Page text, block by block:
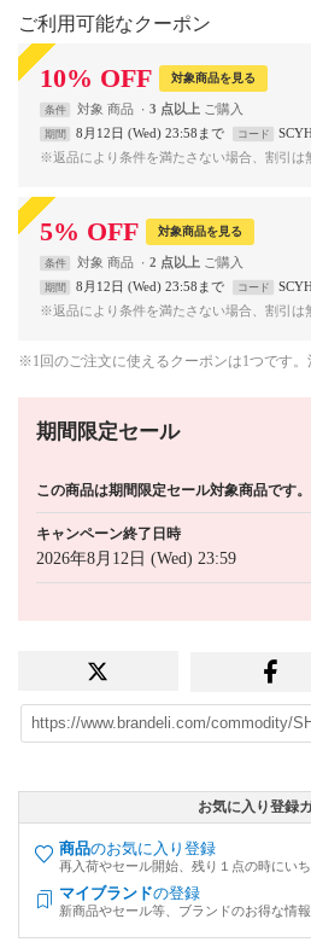
ご利用可能なクーポン
10% OFF 対象商品を見る
条件 対象 商品 3 点以上
期間 8月12日 (Wed) 23:58まで コード
※返品により条件を満たさない場合、割引は
5% OFF 対象商品を見る
条件 対象 商品 2 点以上
期間 8月12日 (Wed) 23:58まで コード
※返品により条件を満たさない場合、割引は
※1回のご注文に使えるクーポンは1つです。
期間限定セール
この商品は期間限定セール対象商品です。
キャンペーン終了日時
2026年8月12日 (Wed) 23:59
お気に入り登録
商品のお気に入り登録
再入荷やセール開始、残り１点の時にい
マイブランドの登録
新商品やセール等、ブランドのお得な情